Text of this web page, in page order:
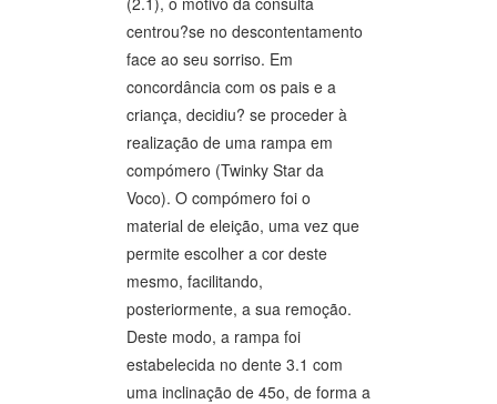
centrou?se no descontentamento
face ao seu sorriso. Em
concordância com os pais e a
criança, decidiu? se proceder à
realização de uma rampa em
compómero (Twinky Star da
Voco). O compómero foi o
material de eleição, uma vez que
permite escolher a cor deste
mesmo, facilitando,
posteriormente, a sua remoção.
Deste modo, a rampa foi
estabelecida no dente 3.1 com
uma inclinação de 45o, de forma a